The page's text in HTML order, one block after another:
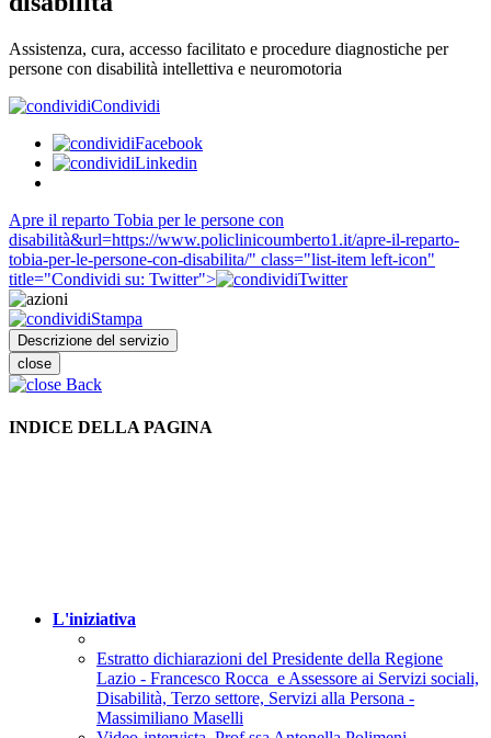
Assistenza, cura, accesso facilitato e procedure diagnostiche per
persone con disabilità intellettiva e neuromotoria
Condividi
Facebook
Linkedin
Apre il reparto Tobia per le persone con
disabilità&url=https://www.policlinicoumberto1.it/apre-il-reparto-
tobia-per-le-persone-con-disabilita/" class="list-item left-icon"
title="Condividi su: Twitter">
Twitter
Stampa
Descrizione del servizio
close
Back
INDICE DELLA PAGINA
L'iniziativa
Estratto dichiarazioni del Presidente della Regione
Lazio - Francesco Rocca e Assessore ai Servizi sociali,
Disabilità, Terzo settore, Servizi alla Persona -
Massimiliano Maselli